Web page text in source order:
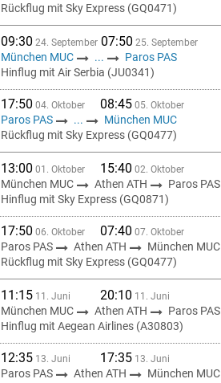
Rückflug mit Sky Express (GQ0471)
09:30 24. September 07:50 25. September
München MUC ...
Paros PAS
Hinflug mit Air Serbia (JU0341)
17:50 04. Oktober 08:45 05. Oktober
Paros PAS ...
München MUC
Rückflug mit Sky Express (GQ0477)
13:00 01. Oktober 15:40 02. Oktober
München MUC Athen ATH
Paros PAS
Hinflug mit Sky Express (GQ0871)
17:50 06. Oktober 07:40 07. Oktober
Paros PAS Athen ATH
München MUC
Rückflug mit Sky Express (GQ0477)
11:15 11. Juni 20:10 11. Juni
München MUC Athen ATH
Paros PAS
Hinflug mit Aegean Airlines (A30803)
12:35 13. Juni 17:35 13. Juni
Paros PAS Athen ATH
München MUC